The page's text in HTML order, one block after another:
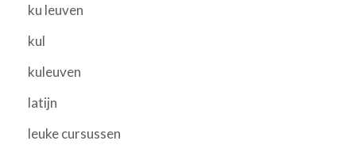
ku leuven
kul
kuleuven
latijn
leuke cursussen